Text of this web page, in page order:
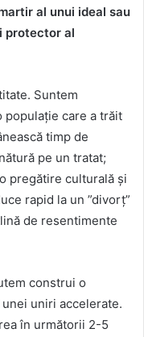
al unui ideal sau
protector al
Suntem
populație care a trăit
timp de
pe un tratat;
pregătire culturală și
rapid la un ”divorț”
de resentimente
construi o
uniri accelerate.
în următorii 2-5